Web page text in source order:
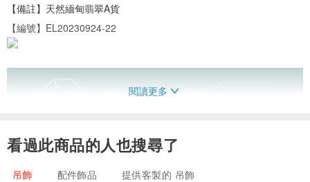
【備註】天然緬甸翡翠A貨
【編號】EL20230924-22
閱讀更多
看過此商品的人也搜尋了
吊飾 配件飾品 提供客製的 吊飾